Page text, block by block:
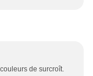
de surcroît.